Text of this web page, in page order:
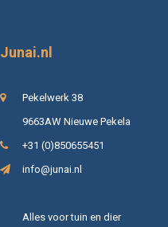
Junai.nl
Pekelwerk 38
9663AW Nieuwe Pekela
+31 (0)850655451
info@junai.nl
Alles voor tuin en dier